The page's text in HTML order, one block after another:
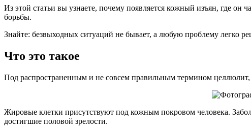
Из этой статьи вы узнаете, почему появляется кожный изъян, где он
борьбы.
Знайте: безвыходных ситуаций не бывает, а любую проблему легко
Что это такое
Под распространенным и не совсем правильным термином
Жировые клетки присутствуют под кожным покровом человека.
достигшие половой зрелости.